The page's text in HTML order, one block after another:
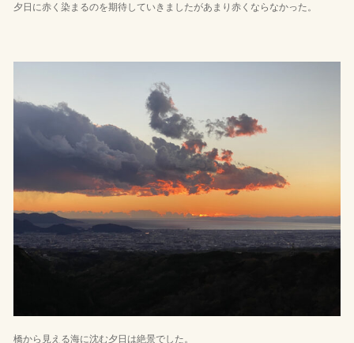
夕日に赤く染まるのを期待していきましたがあまり赤くならなかった。
橋から見える海に沈む夕日は絶景でした。